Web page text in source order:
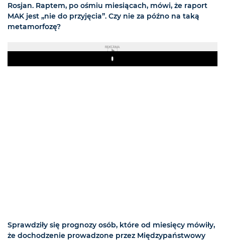
Rosjan. Raptem, po ośmiu miesiącach, mówi, że raport
MAK jest „nie do przyjęcia”. Czy nie za późno na taką
metamorfozę?
REKLAMA
Play
Sprawdziły się prognozy osób, które od miesięcy mówiły,
że dochodzenie prowadzone przez Międzypaństwowy